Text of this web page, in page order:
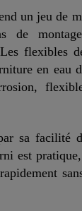
un jeu de
de
flexibles
en eau
sa facilité
est